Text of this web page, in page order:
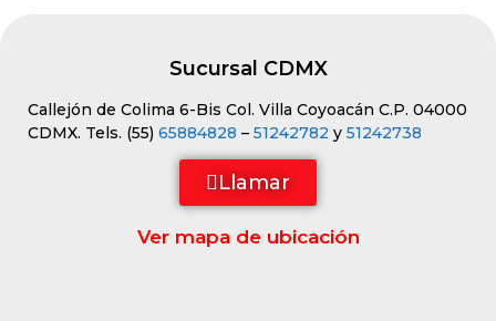
Sucursal CDMX
Callejón de Colima 6-Bis Col. Villa Coyoacán C.P. 04000
CDMX. Tels. (55) 65884828 – 51242782 y 51242738
Llamar
Ver mapa de ubicación